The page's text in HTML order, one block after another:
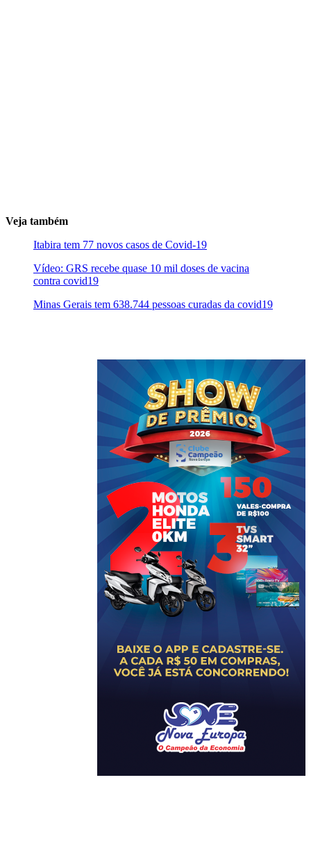
Veja também
Itabira tem 77 novos casos de Covid-19
Vídeo: GRS recebe quase 10 mil doses de vacina
contra covid19
Minas Gerais tem 638.744 pessoas curadas da covid19